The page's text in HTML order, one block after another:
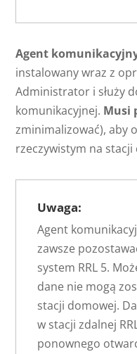
Agent komunikacyjny
instalowany wraz z
Administrator i służy
komunikacyjnej. Musi
zminimalizować), aby
rzeczywistym na stacji
Uwaga:
Agent
zawsze
system RRL 5.
dane nie mogą
stacji domowej.
w stacji zdalnej
ponownego